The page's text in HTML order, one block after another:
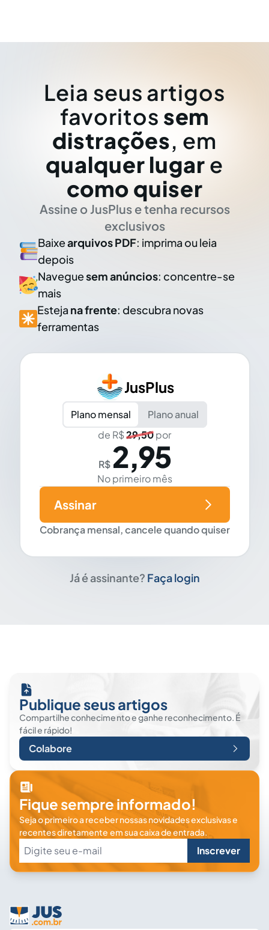
Leia seus artigos
favoritos sem
distrações, em
qualquer lugar e
como quiser
Assine o JusPlus e tenha recursos
exclusivos
Baixearquivos PDF: imprima ou leia
depois
Naveguesem anúncios: concentre-se
mais
Esteja na frente: descubra novas
ferramentas
JusPlus
Plano mensal
Plano anual
de R$29,50por
R$ 2,95
No primeiro mês
Cobrança mensal, cancele quando quiser
Assinar
Já é assinante? Faça login
Publique seus artigos
Compartilhe conhecimento e ganhe reconhecimento. É
fácil e rápido!
Colabore
Fique sempre informado!
Seja o primeiro a receber nossas novidades exclusivas e
recentes diretamente em sua caixa de entrada.
Inscrever